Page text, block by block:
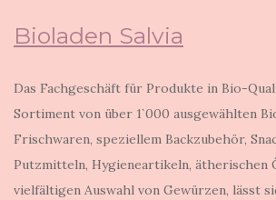
Bioladen Salvia
Das Fachgeschäft für Produkte in Bio-
Sortiment von über 1`000 ausgewählten
Frischwaren, speziellem Backzubehör,
Putzmitteln, Hygieneartikeln, ätherischen
vielfältigen Auswahl von Gewürzen, lässt